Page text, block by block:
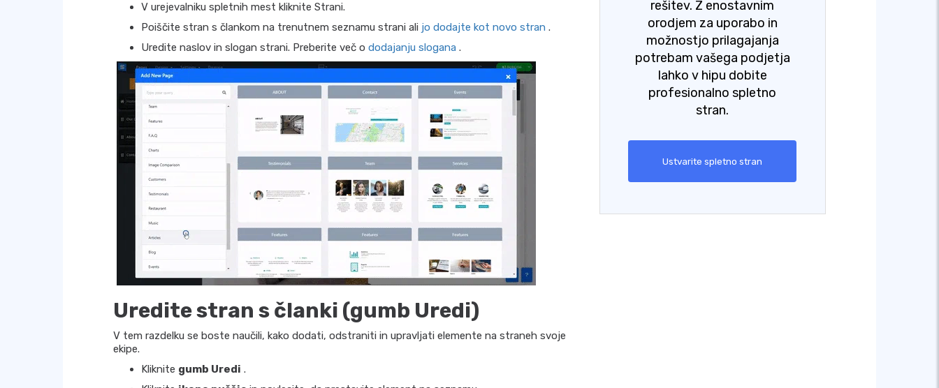
V urejevalniku spletnih mest kliknite Strani.
Poiščite stran s člankom na trenutnem seznamu strani ali jo dodajte kot novo stran .
Uredite naslov in slogan strani. Preberite več o dodajanju slogana .
Uredite stran s članki (gumb Uredi)
V tem razdelku se boste naučili, kako dodati, odstraniti in upravljati elemente na straneh svoje
ekipe.
Kliknite gumb Uredi .
rešitev. Z enostavnim
orodjem za uporabo in
možnostjo prilagajanja
potrebam vašega podjetja
lahko v hipu dobite
profesionalno spletno
stran.
Ustvarite spletno stran